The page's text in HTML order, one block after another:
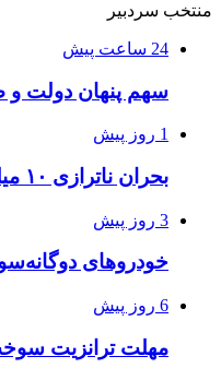
منتخب سردبیر
24 ساعت پیش
سهم پنهان دولت و
1 روز پیش
بحران ناترازی ۱۰ میلیون لیتری بنزین؛ ضرورت مدیریت تقاضا و اصلاح ساختار
3 روز پیش
خودروهای
6 روز پیش
مهلت ترانزیت سوخت از